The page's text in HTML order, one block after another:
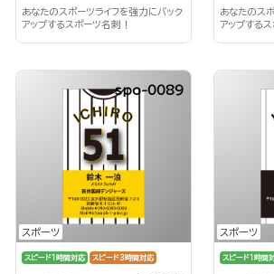
あなたのスポーツライフを強力にバック
アップするスポーツ名刺！
あなたのス
アップする
スポーツ
spo-0089
スピード1時間対応 スピード3時間対応
スポーツ
スピード1時間